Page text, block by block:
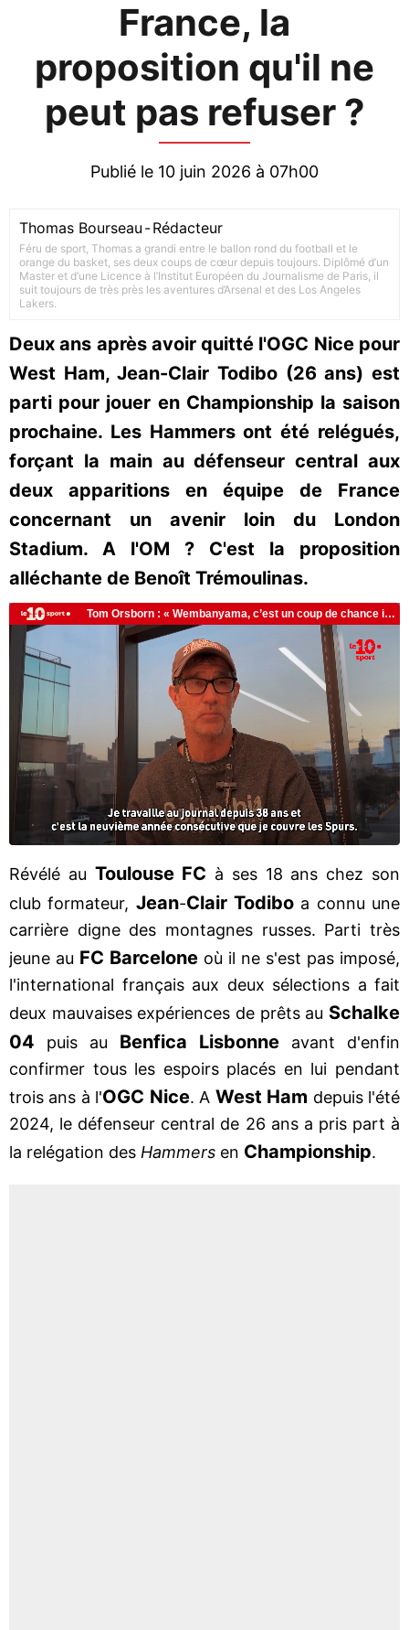
France, la
proposition qu'il ne
peut pas refuser ?
Publié le 10 juin 2026 à 07h00
Thomas Bourseau -Rédacteur
Féru de sport, Thomas a grandi entre le ballon rond du football et le
orange du basket, ses deux coups de cœur depuis toujours. Diplômé d’un
Master et d’une Licence à l’Institut Européen du Journalisme de Paris, il
suit toujours de très près les aventures d’Arsenal et des Los Angeles
Lakers.
Deux ans après avoir quitté l'OGC Nice pour
West Ham, Jean-Clair Todibo (26 ans) est
parti pour jouer en Championship la saison
prochaine. Les Hammers ont été relégués,
forçant la main au défenseur central aux
deux apparitions en équipe de France
concernant un avenir loin du London
Stadium. A l'OM ? C'est la proposition
alléchante de Benoît Trémoulinas.
Révélé au Toulouse FC à ses 18 ans chez son
club formateur, Jean-Clair Todibo a connu une
carrière digne des montagnes russes. Parti très
jeune au FC Barcelone où il ne s'est pas imposé,
l'international français aux deux sélections a fait
deux mauvaises expériences de prêts au Schalke
04 puis au Benfica Lisbonne
avant d'enfin
confirmer tous les espoirs placés en lui pendant
trois ans à l'OGC Nice. A West Ham depuis l'été
2024, le défenseur central de 26 ans a pris part à
la relégation des Hammers en Championship.